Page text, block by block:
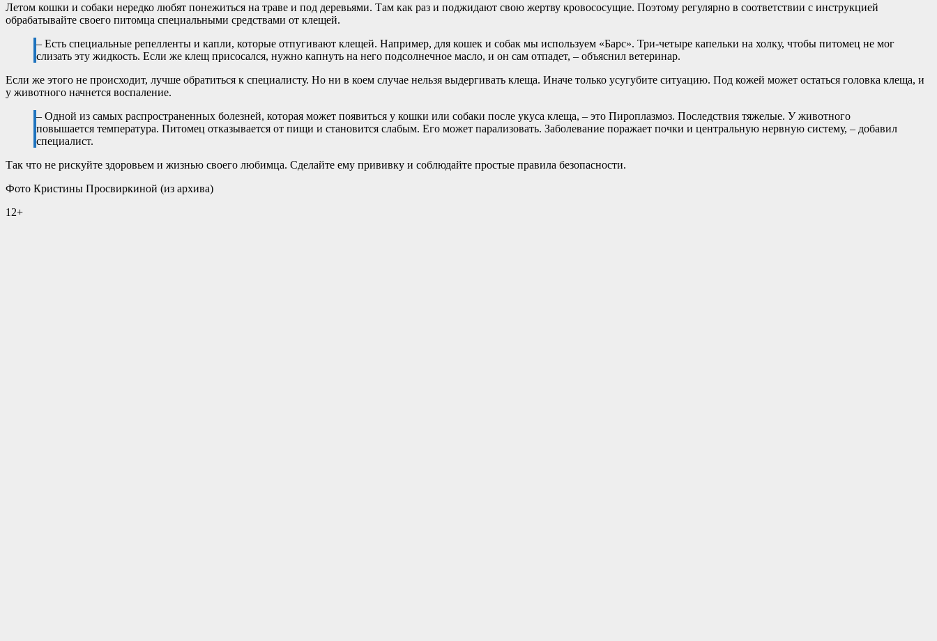
Летом кошки и собаки нередко любят понежиться на траве и под деревьями. Там как раз и поджидают свою жертву кровососущие. Поэтому регулярно в соответствии с инструкцией
обрабатывайте своего питомца специальными средствами от клещей.
– Есть специальные репелленты и капли, которые отпугивают клещей. Например, для кошек и собак мы используем «Барс». Три-четыре капельки на холку, чтобы питомец не мог
слизать эту жидкость. Если же клещ присосался, нужно капнуть на него подсолнечное масло, и он сам отпадет, – объяснил ветеринар.
Если же этого не происходит, лучше обратиться к специалисту. Но ни в коем случае нельзя выдергивать клеща. Иначе только усугубите ситуацию. Под кожей может остаться головка клеща, и
у животного начнется воспаление.
– Одной из самых распространенных болезней, которая может появиться у кошки или собаки после укуса клеща, – это Пироплазмоз. Последствия тяжелые. У животного
повышается температура. Питомец отказывается от пищи и становится слабым. Его может парализовать. Заболевание поражает почки и центральную нервную систему, – добавил
специалист.
Так что не рискуйте здоровьем и жизнью своего любимца. Сделайте ему прививку и соблюдайте простые правила безопасности.
Фото Кристины Просвиркиной (из архива)
12+